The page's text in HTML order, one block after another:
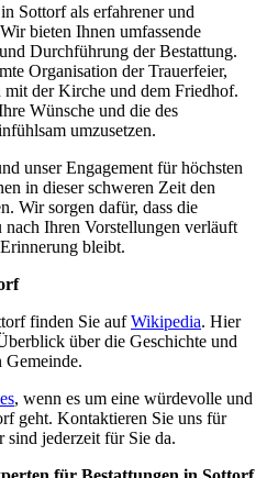
Sottorf als erfahrener und
bieten Ihnen umfassende
Durchführung der Bestattung.
Organisation der Trauerfeier,
der Kirche und dem Friedhof.
Wünsche und die des
umzusetzen.
unser Engagement für höchsten
in dieser schweren Zeit den
Wir sorgen dafür, dass die
Ihren Vorstellungen verläuft
bleibt.
finden Sie aufWikipedia. Hier
über die Geschichte und
Gemeinde.
, wenn es um eine würdevolle und
geht. Kontaktieren Sie uns für
sind jederzeit für Sie da.